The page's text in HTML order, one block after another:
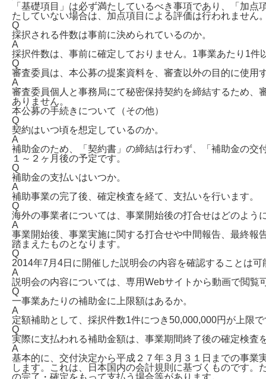
「基礎項目」は必ず満たしているべき事項であり、「加
たしていない場合は、加点項目による評価は行われません
Q
採択される件数は事前に決められているのか。
A
採択件数は、事前に確定しておりません。1事業あたり1件
Q
審査委員は、本公募の提案資料を、審査以外の目的に使用
A
審査委員個人と事務局にて秘密保持契約を締結するため
ありません。
本公募の手続きについて（その他）
Q
契約はいつ頃を想定しているのか。
A
補助金のため、「契約書」の締結は行わず、「補助金の
１～２ヶ月後の予定です。
Q
補助金の支払いはいつか。
A
補助事業の完了後、確定検査を経て、支払いを行います。
Q
海外の事業者については、事業開始後の打合せはどのよう
A
事業開始後、事業実施に関する打合せや中間報告、最終
踏まえたものとなります。
Q
2014年7月4日に開催した説明会の内容を確認することは可
A
説明会の内容については、専用Webサイトから動画で閲覧
Q
一事業あたりの補助金に上限額はあるか。
A
定額補助として、採択件数1件につき50,000,000円が上限
Q
実際に支払われる補助金額は、事業期間終了後の確定検査
A
基本的に、交付決定から平成２７年３月３１日までの事
します。これは、日本国内の会計規則に基づくものです